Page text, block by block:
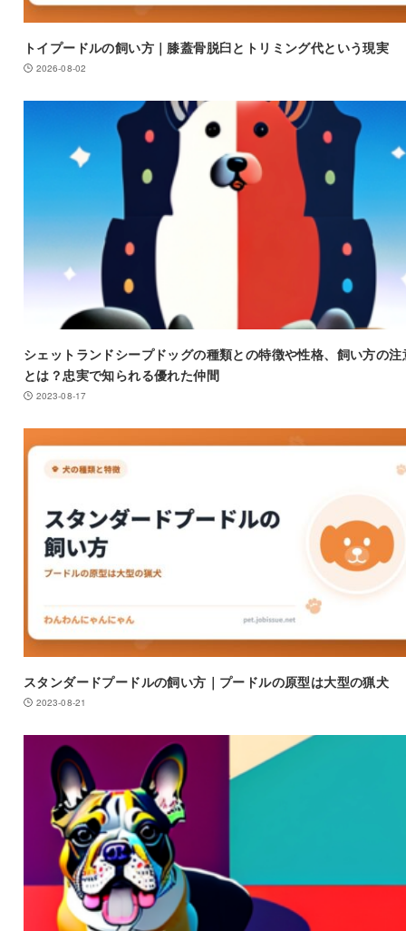
トイプードルの飼い方｜膝蓋骨脱臼とトリミング代という現実
2026-08-02
シェットランドシープドッグの種類との特徴や性格、飼い方の注
とは？忠実で知られる優れた仲間
2023-08-17
スタンダードプードルの飼い方｜プードルの原型は大型の猟犬
2023-08-21